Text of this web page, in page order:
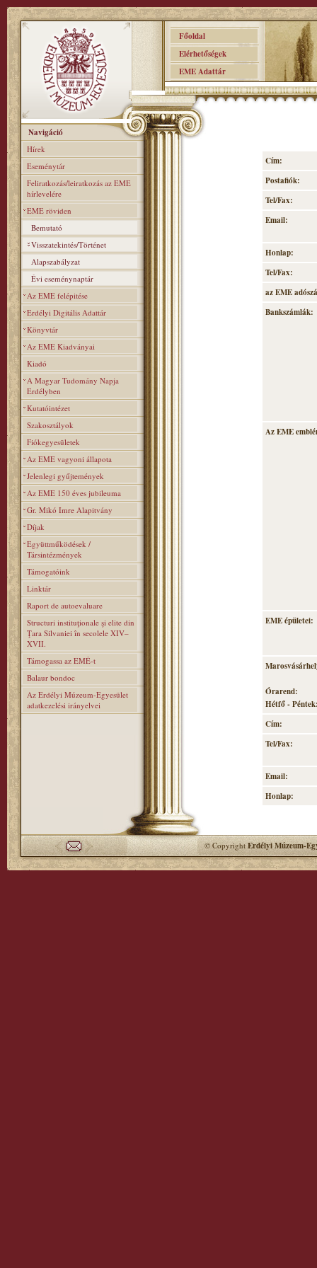
Főoldal
Elérhetőségek
EME Adattár
Navigáció
Hírek
Eseménytár
Feliratkozás/leiratkozás az EME
hírlevelére
EME röviden
Bemutató
Visszatekintés/Történet
Alapszabályzat
Évi eseménynaptár
Az EME felépitése
Erdélyi Digitális Adattár
Könyvtár
Az EME Kiadványai
Kiadó
A Magyar Tudomány Napja
Erdélyben
Kutatóintézet
Szakosztályok
Fiókegyesületek
Az EME vagyoni állapota
Jelenlegi gyűjtemények
Az EME 150 éves jubileuma
Gr. Mikó Imre Alapitvány
Díjak
Együttműködések /
Társintézmények
Támogatóink
Linktár
Raport de autoevaluare
Structuri instituţionale şi elite din
Ţara Silvaniei în secolele XIV–
XVII.
Támogassa az EMÉ-t
Balaur bondoc
Az Erdélyi Múzeum-Egyesület
adatkezelési irányelvei
Cím:
Postafiók:
Tel/Fax:
Email:
Honlap:
Tel/Fax:
az EME
Bankszámlák:
Az EME
EME épületei:
Órarend:
Hétfő -
Cím:
Tel/Fax:
Email:
Honlap:
© CopyrightErdélyi Múzeum-